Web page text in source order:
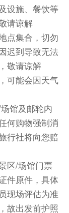
式生活，体验
热气球俯瞰墨
也可以选择自
鹅岛一日游，
的小企鹅归
本市中心 -这
着期待与兴奋
在城市苏醒之
到来，绚烂多
点燃我们的热
天空中迎接晨
市区上空翱
设施、餐饮等
请谅解
点集合，切勿
迟到导致无法
敬请谅解
可能会因天气
馆及邮轮内
何购物强制消
行社将向您赔
区/场馆门票
件原件，具体
现场评估为准
故出发前护照